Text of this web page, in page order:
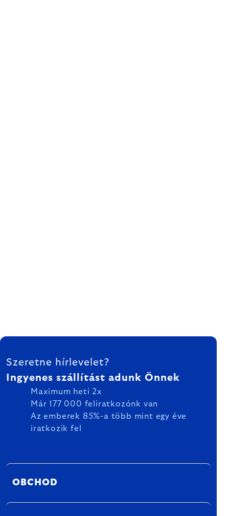
LÁBLÉC
Szeretne hírlevelet?
Ingyenes szállítást adunk Önnek
Maximum heti 2x
Már 177 000 feliratkozónk van
Az emberek 85%-a több mint egy éve
iratkozik fel
OBCHOD